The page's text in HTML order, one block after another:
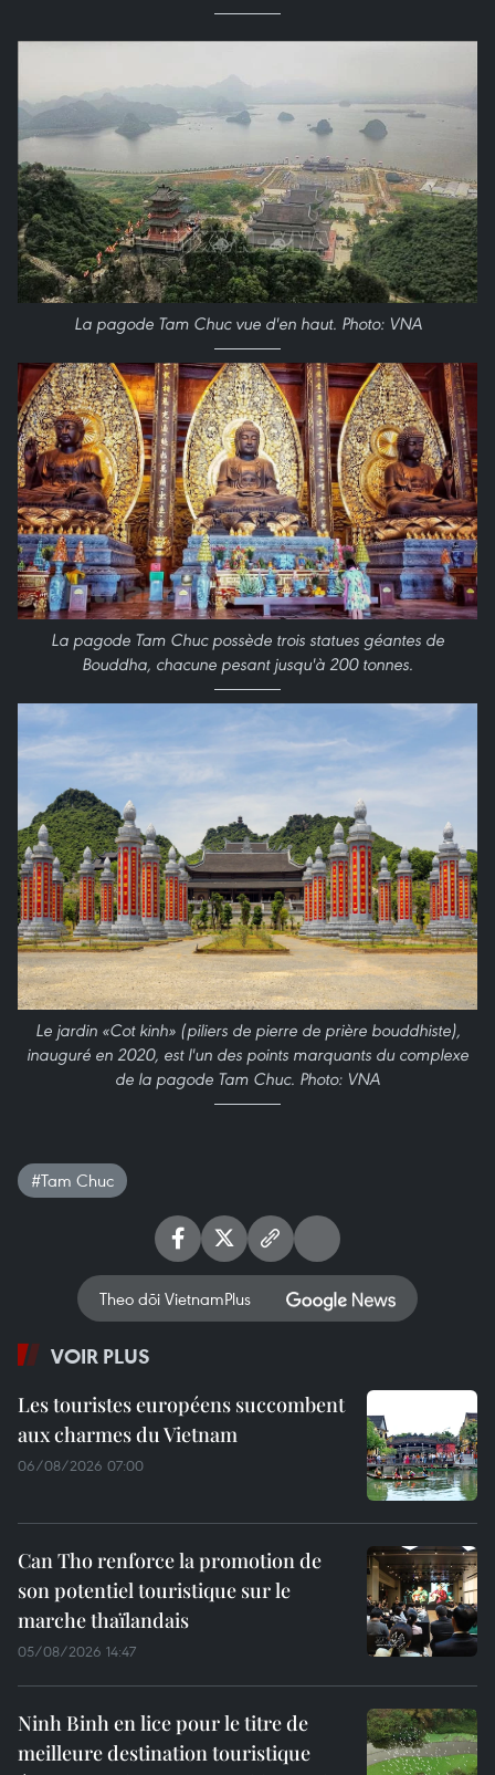
La pagode Tam Chuc vue d'en haut. Photo: VNA
La pagode Tam Chuc possède trois statues géantes de
Bouddha, chacune pesant jusqu'à 200 tonnes.
Le jardin «Cot kinh» (piliers de pierre de prière bouddhiste),
inauguré en 2020, est l'un des points marquants du complexe
de la pagode Tam Chuc. Photo: VNA
#Tam Chuc
Theo dõi VietnamPlus
VOIR PLUS
Les touristes européens succombent
aux charmes du Vietnam
06/08/2026 07:00
Can Tho renforce la promotion de
son potentiel touristique sur le
marche thaïlandais
05/08/2026 14:47
Ninh Binh en lice pour le titre de
meilleure destination touristique